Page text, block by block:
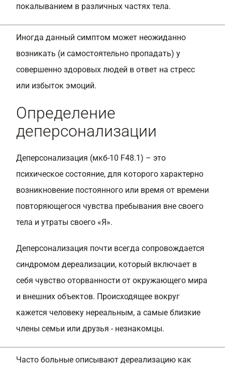
покалыванием в различных частях тела.
Иногда данный симптом может неожиданно
возникать (и самостоятельно пропадать) у
совершенно здоровых людей в ответ на стресс
или избыток эмоций.
Определение
деперсонализации
Деперсонализация (мкб-10 F48.1) – это
психическое состояние, для которого характерно
возникновение постоянного или время от времени
повторяющегося чувства пребывания вне своего
тела и утраты своего «Я».
Деперсонализация почти всегда сопровождается
синдромом дереализации, который включает в
себя чувство оторванности от окружающего мира
и внешних объектов. Происходящее вокруг
кажется человеку нереальным, а самые близкие
члены семьи или друзья - незнакомцы.
Часто больные описывают дереализацию как